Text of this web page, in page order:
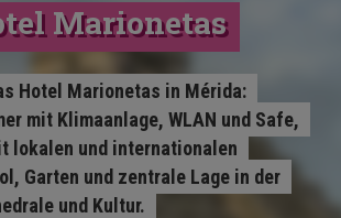
Marionetas
Hotel Marionetas in Mérida:
mit Klimaanlage, WLAN und Safe,
lokalen und internationalen
Garten und zentrale Lage in der
und Kultur.